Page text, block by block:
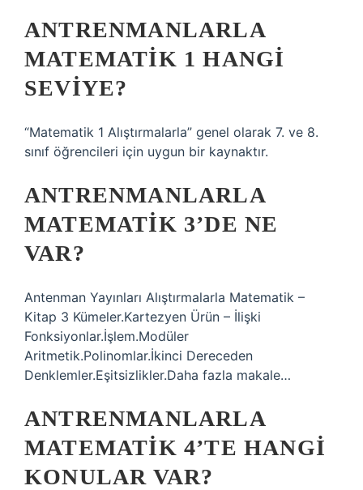
ANTRENMANLARLA
MATEMATIK 1 HANGI
SEVIYE?
“Matematik 1 Alıştırmalarla” genel olarak 7. ve 8.
sınıf öğrencileri için uygun bir kaynaktır.
ANTRENMANLARLA
MATEMATIK 3’DE NE
VAR?
Antenman Yayınları Alıştırmalarla Matematik –
Kitap 3 Kümeler.Kartezyen Ürün – İlişki
Fonksiyonlar.İşlem.Modüler
Aritmetik.Polinomlar.İkinci Dereceden
Denklemler.Eşitsizlikler.Daha fazla makale…
ANTRENMANLARLA
MATEMATIK 4’TE HANGI
KONULAR VAR?